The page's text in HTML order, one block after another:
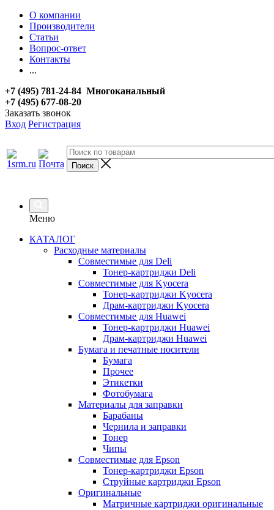
О компании
Производители
Статьи
Вопрос-ответ
Контакты
...
+7 (495) 781-24-84 Многоканальный
+7 (495) 677-08-20
Заказать звонок
Вход Регистрация
Меню
КАТАЛОГ
Расходные материалы
Совместимые для Deli
Тонер-картриджи Deli
Совместимые для Kyocera
Тонер-картриджи Kyocera
Драм-картриджи Kyocera
Совместимые для Huawei
Тонер-картриджи Huawei
Драм-картриджи Huawei
Бумага и печатные носители
Бумага
Прочее
Этикетки
Фотобумага
Материалы для заправки
Барабаны
Чернила и заправки
Тонер
Чипы
Совместимые для Epson
Тонер-картриджи Epson
Струйные картриджи Epson
Оригинальные
Матричные картриджи оригинальные